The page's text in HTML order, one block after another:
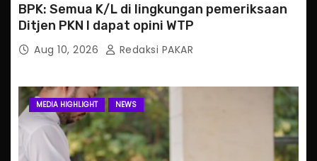
BPK: Semua K/L di lingkungan pemeriksaan
Ditjen PKN I dapat opini WTP
Aug 10, 2026 Redaksi PAKAR
MEDIA HIGHLIGHT NEWS